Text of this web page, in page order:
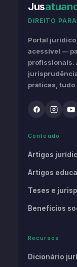
Jus
DIREITO
Portal
acessível —
profissionais.
práticas, tudo
Conteúdo
Artigos
Artigos
Teses e
Benefícios
Recursos
Dicionário